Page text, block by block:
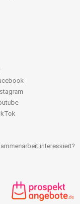
interessiert?